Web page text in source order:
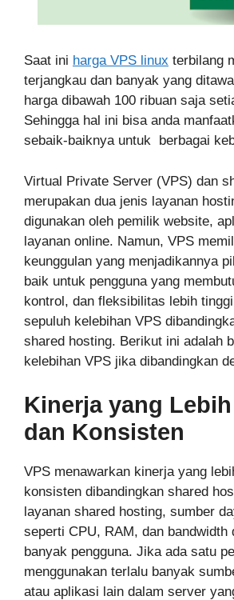
Saat ini harga VPS linux terbilang
terjangkau dan banyak yang
harga dibawah 100 ribuan saja
Sehingga hal ini bisa anda
sebaik-baiknya untuk berbagai
Virtual Private Server (VPS) dan
merupakan dua jenis layanan
digunakan oleh pemilik website,
layanan online. Namun, VPS
keunggulan yang menjadikannya
baik untuk pengguna yang
kontrol, dan fleksibilitas lebih
sepuluh kelebihan VPS
shared hosting. Berikut ini adalah
kelebihan VPS jika dibandingkan
Kinerja yang
dan Konsisten
VPS menawarkan kinerja yang
konsisten dibandingkan shared
layanan shared hosting, sumber
seperti CPU, RAM, dan bandwidth
banyak pengguna. Jika ada satu
menggunakan terlalu banyak
atau aplikasi lain dalam server